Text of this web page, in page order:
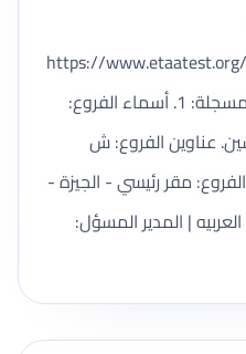
https://
aspx?licc=456. عدد الفروع المسجلة: 1. أسماء الفروع:
عناوين الفروع: ش
مقر رئيسي - الجيزة -
| المدير المسؤل: